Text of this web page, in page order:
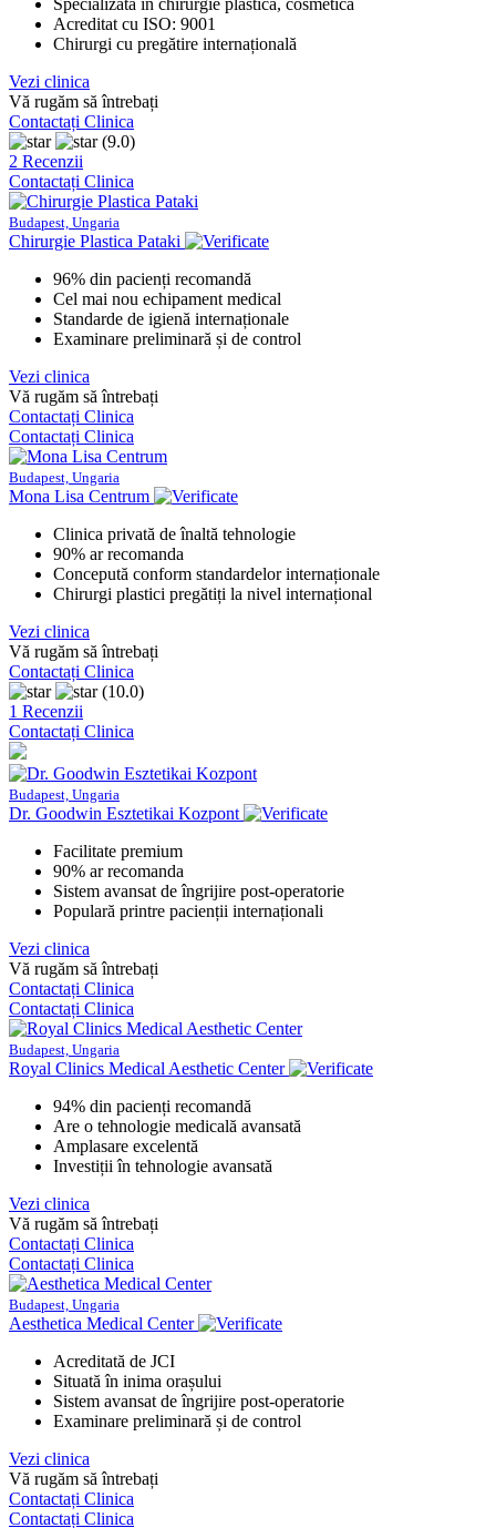
Acreditat cu ISO: 9001
Chirurgi cu pregătire internațională
Vezi clinica
Vă rugăm să întrebați
Contactați Clinica
(9.0)
2 Recenzii
Contactați Clinica
Budapest, Ungaria
Chirurgie Plastica Pataki
96% din pacienți recomandă
Cel mai nou echipament medical
Standarde de igienă internaționale
Examinare preliminară și de control
Vezi clinica
Vă rugăm să întrebați
Contactați Clinica
Contactați Clinica
Budapest, Ungaria
Mona Lisa Centrum
Clinica privată de înaltă tehnologie
90% ar recomanda
Concepută conform standardelor internaționale
Chirurgi plastici pregătiți la nivel internațional
Vezi clinica
Vă rugăm să întrebați
Contactați Clinica
(10.0)
1 Recenzii
Contactați Clinica
Budapest, Ungaria
Dr. Goodwin Esztetikai Kozpont
Facilitate premium
90% ar recomanda
Sistem avansat de îngrijire post-operatorie
Populară printre pacienții internaționali
Vezi clinica
Vă rugăm să întrebați
Contactați Clinica
Contactați Clinica
Budapest, Ungaria
Royal Clinics Medical Aesthetic Center
94% din pacienți recomandă
Are o tehnologie medicală avansată
Amplasare excelentă
Investiții în tehnologie avansată
Vezi clinica
Vă rugăm să întrebați
Contactați Clinica
Contactați Clinica
Budapest, Ungaria
Aesthetica Medical Center
Acreditată de JCI
Situată în inima orașului
Sistem avansat de îngrijire post-operatorie
Examinare preliminară și de control
Vezi clinica
Vă rugăm să întrebați
Contactați Clinica
Contactați Clinica